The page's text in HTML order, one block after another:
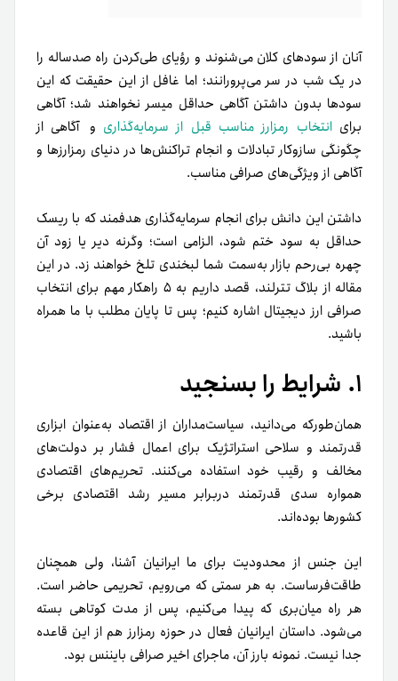
آنان از سودهای کلان می‌شنوند و رؤیای طی‌کردن راه صدساله را
در یک شب در سر می‌پرورانند؛ اما غافل از این‌ حقیقت که این
سودها بدون داشتن آگاهی حداقل میسر نخواهند شد؛ آگاهی
برایانتخاب رمزارز مناسب قبل از سرمایه‌گذاری و آگاهی از
چگونگی سازوکار تبادلات و انجام تراکنش‌ها در دنیای رمزارزها و
آگاهی از ویژگی‌های صرافی مناسب.
داشتن این دانش برای انجام سرمایه‌گذاری هدفمند که با ریسک
حداقل به سود ختم شود، الزامی است؛ وگرنه دیر یا زود آن
چهره بی‌رحم بازار به‌سمت شما لبخندی تلخ خواهند زد. در این
مقاله از بلاگ تترلند، قصد داریم به ۵ راهکار مهم برای انتخاب
صرافی ارز دیجیتال اشاره کنیم؛ پس تا پایان مطلب با ما همراه
باشید.
۱. شرایط را بسنجید
همان‌طور‌که می‌دانید، سیاست‌مداران از اقتصاد به‌عنوان ابزاری
قدرتمند و سلاحی استراتژیک برای اعمال فشار بر دولت‌های
مخالف و رقیب خود استفاده می‌کنند. تحریم‌های اقتصادی
همواره سدی قدرتمند در‌برابر مسیر رشد اقتصادی برخی
کشورها بوده‌اند.
این جنس از محدودیت‌ برای ما ایرانیان آشنا، ولی همچنان
طاقت‌فرساست. به هر سمتی که می‌رویم، تحریمی حاضر است.
هر راه میان‌بری که پیدا می‌کنیم، پس از مدت کوتاهی بسته
می‌شود. داستان ایرانیان فعال در حوزه رمزارز هم از این قاعده
جدا نیست. نمونه بارز آن، ماجرای اخیر صرافی بایننس بود.